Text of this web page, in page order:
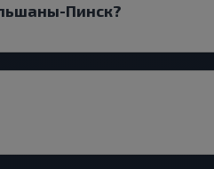
Пинск?